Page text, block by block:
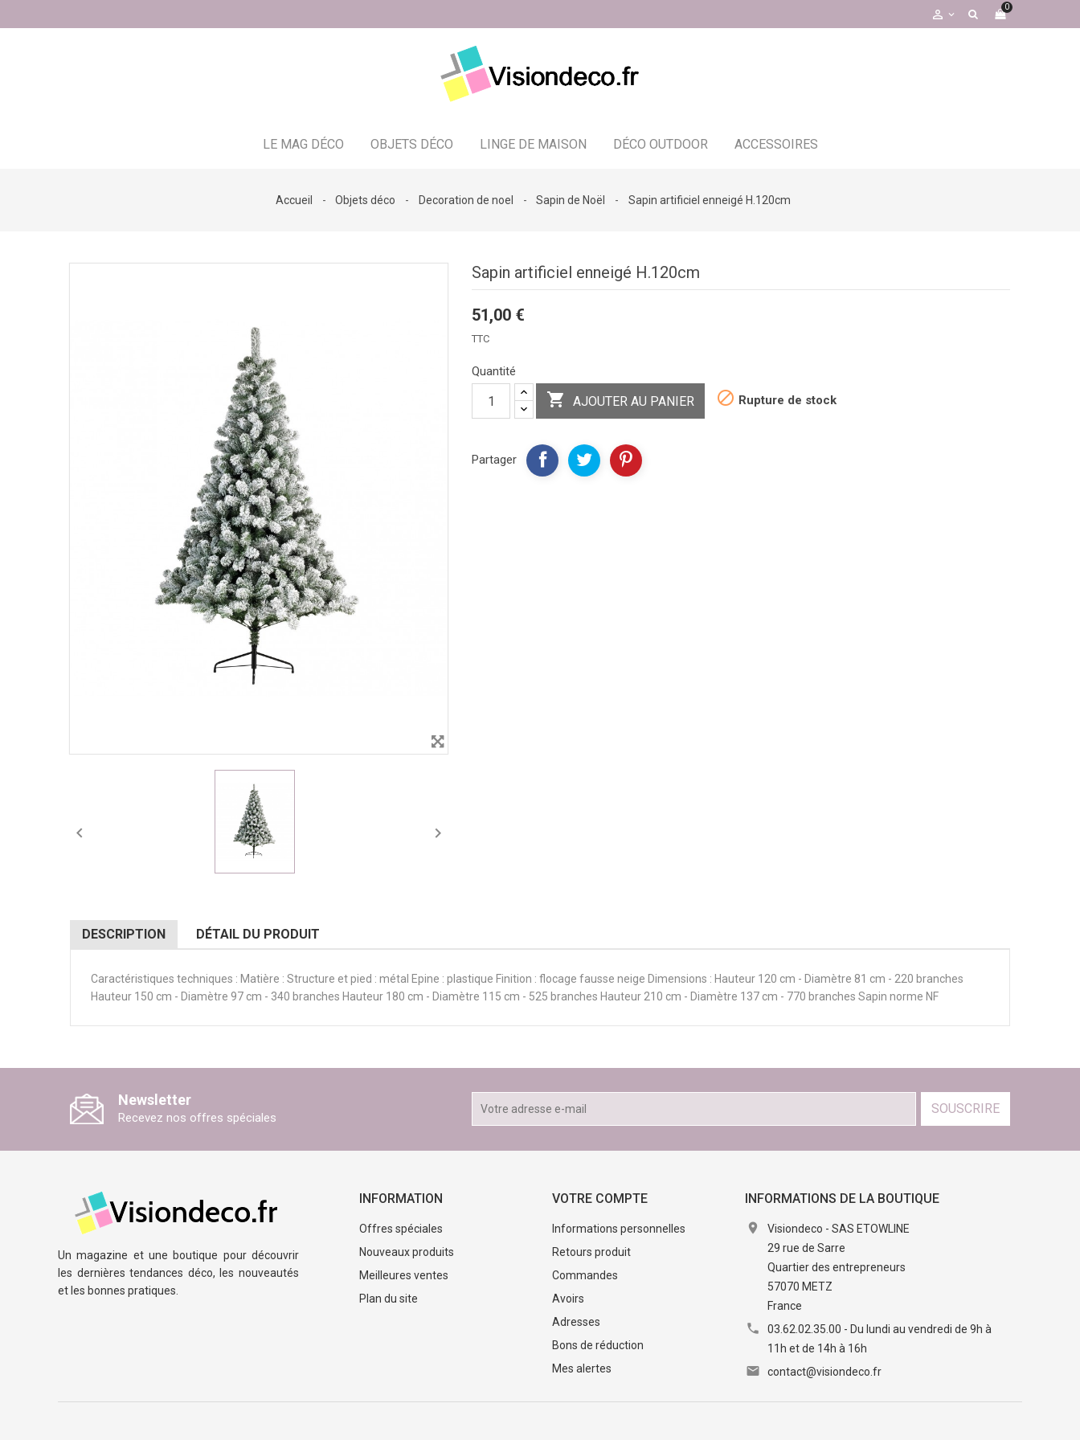

0
LE MAG DÉCO OBJETS DÉCO LINGE DE MAISON DÉCO OUTDOOR ACCESSOIRES
Accueil Objets déco Decoration de noel Sapin de Noël Sapin artificiel enneigé H.120cm
 
Sapin artificiel enneigé H.120cm
51,00 €
TTC
Quantité
 AJOUTER AU PANIER  Rupture de stock
Partager
DESCRIPTION DÉTAIL DU PRODUIT
Caractéristiques techniques : Matière : Structure et pied : métal Epine : plastique Finition : flocage fausse neige Dimensions : Hauteur 120 cm - Diamètre 81 cm - 220 branches
Hauteur 150 cm - Diamètre 97 cm - 340 branches Hauteur 180 cm - Diamètre 115 cm - 525 branches Hauteur 210 cm - Diamètre 137 cm - 770 branches Sapin norme NF
Newsletter
Recevez nos offres spéciales
SOUSCRIRE
Un magazine et une boutique pour découvrir
les dernières tendances déco, les nouveautés
et les bonnes pratiques.
INFORMATION
Offres spéciales
Nouveaux produits
Meilleures ventes
Plan du site
VOTRE COMPTE
Informations personnelles
Retours produit
Commandes
Avoirs
Adresses
Bons de réduction
Mes alertes
INFORMATIONS DE LA BOUTIQUE

Visiondeco - SAS ETOWLINE
29 rue de Sarre
Quartier des entrepreneurs
57070 METZ
France

03.62.02.35.00 - Du lundi au vendredi de 9h à
11h et de 14h à 16h
 contact@visiondeco.fr